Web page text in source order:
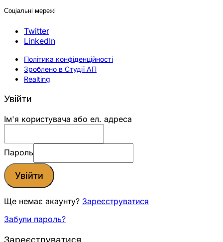
Соціальні мережі
Twitter
LinkedIn
Політика конфіденційності
Зроблено в Студії АП
Realting
Увійти
Ім'я користувача або ел. адреса
Пароль
Увійти
Ще немає акаунту? Зареєструватися
Забули пароль?
Зареєструватися